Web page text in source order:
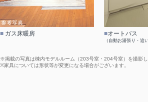
■ ガス床暖房 ■オートバス
（自動お湯張り・追
※掲載の写真は棟内モデルルーム（203号室・204号室）を撮影
※家具については形状等が変更になる場合がございます。